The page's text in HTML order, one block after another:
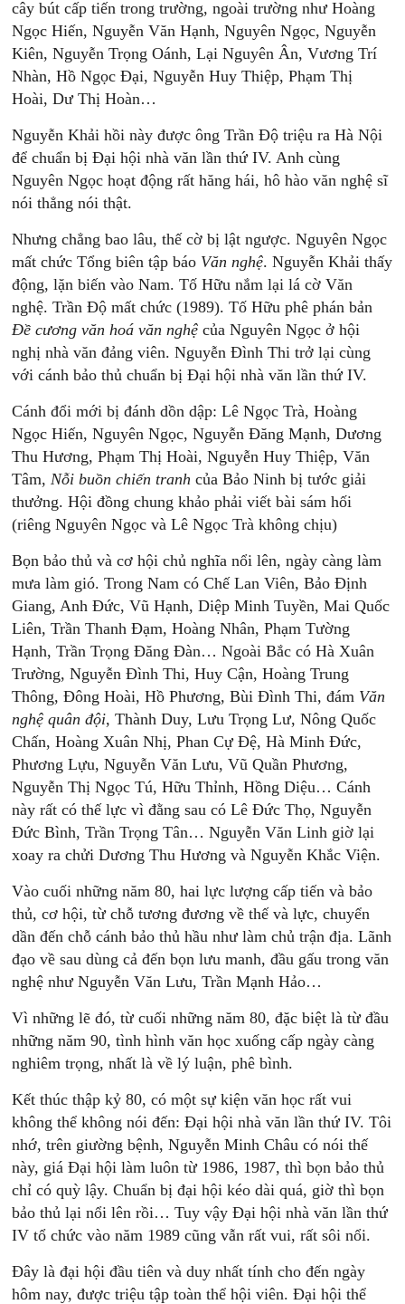
cây bút cấp tiến trong trường, ngoài trường như Hoàng
Ngọc Hiến, Nguyễn Văn Hạnh, Nguyên Ngọc, Nguyễn
Kiên, Nguyễn Trọng Oánh, Lại Nguyên Ân, Vương Trí
Nhàn, Hồ Ngọc Đại, Nguyễn Huy Thiệp, Phạm Thị
Hoài, Dư Thị Hoàn…
Nguyễn Khải hồi này được ông Trần Độ triệu ra Hà Nội
để chuẩn bị Đại hội nhà văn lần thứ IV. Anh cùng
Nguyên Ngọc hoạt động rất hăng hái, hô hào văn nghệ sĩ
nói thẳng nói thật.
Nhưng chẳng bao lâu, thế cờ bị lật ngược. Nguyên Ngọc
mất chức Tổng biên tập báo Văn nghệ. Nguyễn Khải thấy
động, lặn biến vào Nam. Tố Hữu nắm lại lá cờ Văn
nghệ. Trần Độ mất chức (1989). Tố Hữu phê phán bản
Đề cương văn hoá văn nghệ của Nguyên Ngọc ở hội
nghị nhà văn đảng viên. Nguyễn Đình Thi trở lại cùng
với cánh bảo thủ chuẩn bị Đại hội nhà văn lần thứ IV.
Cánh đổi mới bị đánh dồn dập: Lê Ngọc Trà, Hoàng
Ngọc Hiến, Nguyên Ngọc, Nguyễn Đăng Mạnh, Dương
Thu Hương, Phạm Thị Hoài, Nguyễn Huy Thiệp, Văn
Tâm,Nỗi buồn chiến tranh của Bảo Ninh bị tước giải
thưởng. Hội đồng chung khảo phải viết bài sám hối
(riêng Nguyên Ngọc và Lê Ngọc Trà không chịu)
Bọn bảo thủ và cơ hội chủ nghĩa nổi lên, ngày càng làm
mưa làm gió. Trong Nam có Chế Lan Viên, Bảo Định
Giang, Anh Đức, Vũ Hạnh, Diệp Minh Tuyền, Mai Quốc
Liên, Trần Thanh Đạm, Hoàng Nhân, Phạm Tường
Hạnh, Trần Trọng Đăng Đàn… Ngoài Bắc có Hà Xuân
Trường, Nguyễn Đình Thi, Huy Cận, Hoàng Trung
Thông, Đông Hoài, Hồ Phương, Bùi Đình Thi, đám Văn
nghệ quân đội, Thành Duy, Lưu Trọng Lư, Nông Quốc
Chấn, Hoàng Xuân Nhị, Phan Cự Đệ, Hà Minh Đức,
Phương Lựu, Nguyễn Văn Lưu, Vũ Quần Phương,
Nguyễn Thị Ngọc Tú, Hữu Thỉnh, Hồng Diệu… Cánh
này rất có thế lực vì đằng sau có Lê Đức Thọ, Nguyễn
Đức Bình, Trần Trọng Tân… Nguyễn Văn Linh giờ lại
xoay ra chửi Dương Thu Hương và Nguyễn Khắc Viện.
Vào cuối những năm 80, hai lực lượng cấp tiến và bảo
thủ, cơ hội, từ chỗ tương đương về thế và lực, chuyển
dần đến chỗ cánh bảo thủ hầu như làm chủ trận địa. Lãnh
đạo về sau dùng cả đến bọn lưu manh, đầu gấu trong văn
nghệ như Nguyễn Văn Lưu, Trần Mạnh Hảo…
Vì những lẽ đó, từ cuối những năm 80, đặc biệt là từ đầu
những năm 90, tình hình văn học xuống cấp ngày càng
nghiêm trọng, nhất là về lý luận, phê bình.
Kết thúc thập kỷ 80, có một sự kiện văn học rất vui
không thể không nói đến: Đại hội nhà văn lần thứ IV. Tôi
nhớ, trên giường bệnh, Nguyễn Minh Châu có nói thế
này, giá Đại hội làm luôn từ 1986, 1987, thì bọn bảo thủ
chỉ có quỳ lậy. Chuẩn bị đại hội kéo dài quá, giờ thì bọn
bảo thủ lại nổi lên rồi… Tuy vậy Đại hội nhà văn lần thứ
IV tổ chức vào năm 1989 cũng vẫn rất vui, rất sôi nổi.
Đây là đại hội đầu tiên và duy nhất tính cho đến ngày
hôm nay, được triệu tập toàn thể hội viên. Đại hội thể